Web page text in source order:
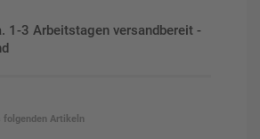
1-3 Arbeitstagen versandbereit -
folgenden Artikeln